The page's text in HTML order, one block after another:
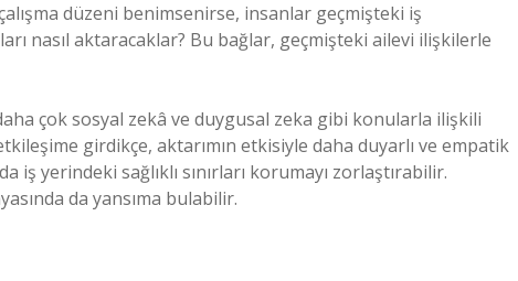
düzeni benimsenirse, insanlar geçmişteki iş
nasıl aktaracaklar? Bu bağlar, geçmişteki ailevi ilişkilerle
çok sosyal zekâ ve duygusal zeka gibi konularla ilişkili
girdikçe, aktarımın etkisiyle daha duyarlı ve empatik
yerindeki sağlıklı sınırları korumayı zorlaştırabilir.
da yansıma bulabilir.